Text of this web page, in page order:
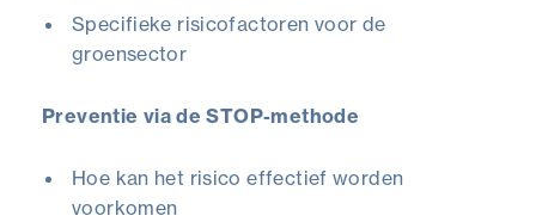
Specifieke risicofactoren voor de
groensector
Preventie via de STOP-methode
Hoe kan het risico effectief worden
voorkomen